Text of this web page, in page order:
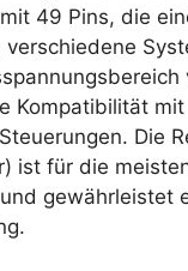
49 Pins, die
verschiedene
Kompatibilität mit
Die
ist für die
gewährleistet